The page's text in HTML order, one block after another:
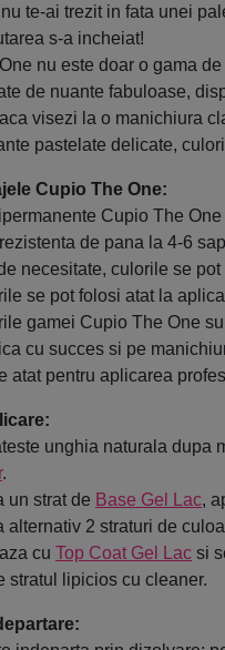
te-ai trezit in fata unei
s-a incheiat!
nu este doar o gama
de nuante fabuloase,
visezi la o manichiura
pastelate delicate,
Cupio The One:
Cupio The
de pana la 4-6
necesitate, culorile se
se pot folosi atat la
gamei Cupio The One
cu succes si pe
atat pentru aplicarea
unghia naturala dupa
.
un strat de Base Gel Lac,
alternativ 2 straturi de
cu Top Coat Gel Lac si
stratul lipicios cu cleaner.